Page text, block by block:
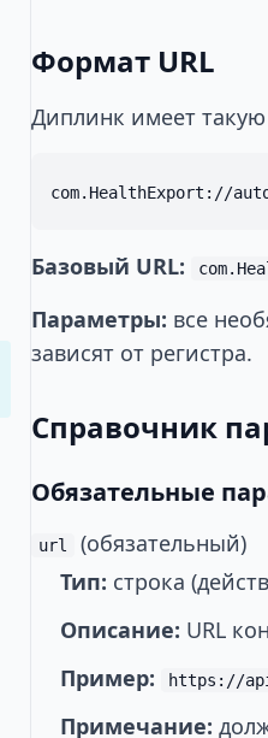
Формат URL
Диплинк имеет такую
Базовый URL:
Параметры: все
зависят от регистра.
Справочник
Обязательные
url
(обязательный)
Тип: строка
Описание: URL
Пример:
https://
Примечание: